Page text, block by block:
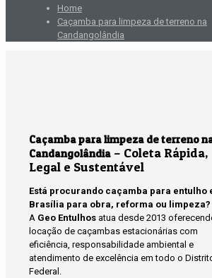
Home
Caçamba para limpeza de terreno na
Candangolândia
Caçamba para limpeza de terreno
Candangolândia – Coleta Rápida,
Legal e Sustentável
Está procurando caçamba para entulho
Brasília para obra, reforma ou limpeza?
A Geo Entulhos atua desde 2013
locação de caçambas estacionárias com
eficiência, responsabilidade ambiental e
atendimento de excelência em todo o
Federal.